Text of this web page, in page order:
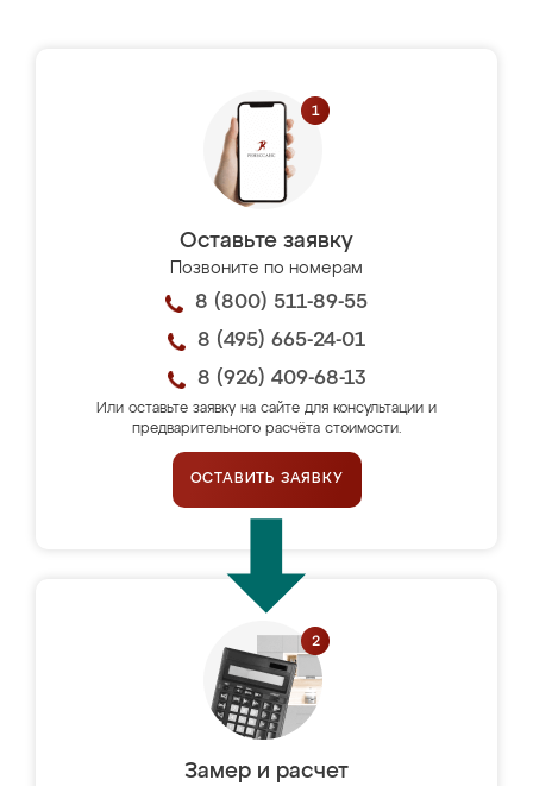
Оставьте заявку
Позвоните по номерам
8 (800) 511-89-55
8 (495) 665-24-01
8 (926) 409-68-13
Или оставьте заявку на сайте для консультации и
предварительного расчёта стоимости.
ОСТАВИТЬ ЗАЯВКУ
Замер и расчет